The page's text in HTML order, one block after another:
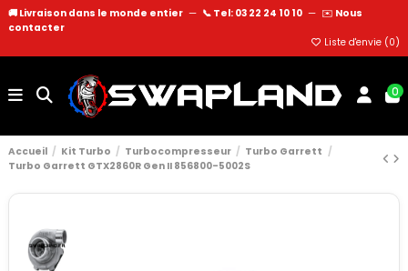
🚚 Livraison dans le monde entier — 📞 Tel: 03 22 24 10 10 — ✉️ Nous
contacter
Liste d'envie (0)
0
Accueil Kit Turbo Turbocompresseur
Turbo Garrett
Turbo Garrett GTX2860R Gen II 856800-5002S